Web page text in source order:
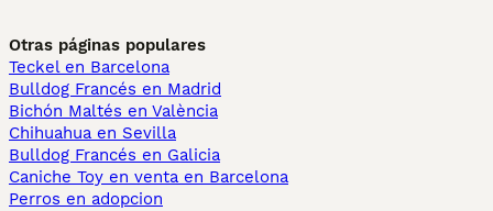
Otras páginas populares
Teckel en Barcelona
Bulldog Francés en Madrid
Bichón Maltés en València
Chihuahua en Sevilla
Bulldog Francés en Galicia
Caniche Toy en venta en Barcelona
Perros en adopcion